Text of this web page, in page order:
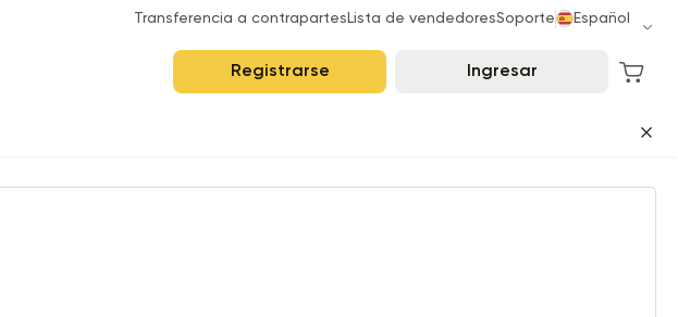
Transferencia a contrapartes Lista de vendedoresSoporte Español
Registrarse Ingresar